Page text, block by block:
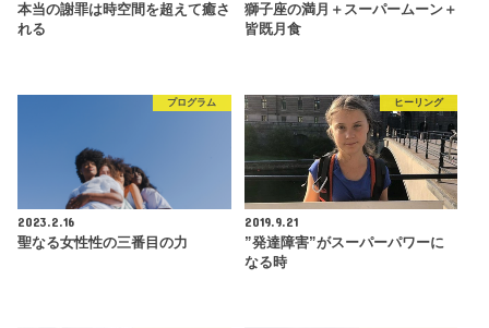
本当の謝罪は時空間を超えて癒さ
れる
獅子座の満月＋スーパームーン＋
皆既月食
プログラム
2023.2.16
聖なる女性性の三番目の力
ヒーリング
2019.9.21
”発達障害”がスーパーパワーに
なる時